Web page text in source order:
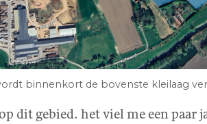
binnenkort de bovenste kleilaag
dit gebied. het viel me een paar